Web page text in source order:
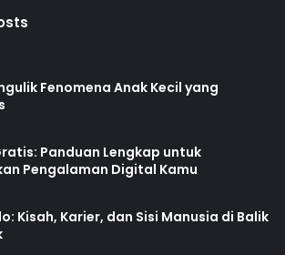
Fenomena Anak Kecil yang
Panduan Lengkap untuk
Pengalaman Digital Kamu
Kisah, Karier, dan Sisi Manusia di Balik